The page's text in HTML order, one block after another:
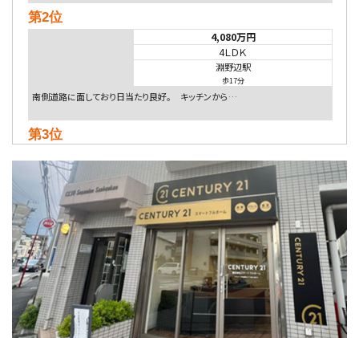
第2位
4,080万円
4ＬＤＫ
淵野辺駅
歩17分
南側道路に面しており日当たり良好。 キッチンから…
第3位
4ＬＤＫ
海老名駅
バ18分・歩6分
開放感のある角地区画。車３台並列駐車可能です。 …
第4位
5,480万円
4ＬＤＫ
相模大野駅
バ9分・歩4分
２０１５年６月築、積水ハウス施工住宅です。 南東…